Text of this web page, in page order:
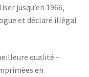
jusqu’en 1966,
et déclaré illégal
qualité –
en